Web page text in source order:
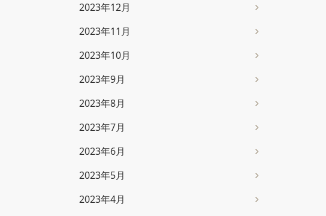
2023年12月
2023年11月
2023年10月
2023年9月
2023年8月
2023年7月
2023年6月
2023年5月
2023年4月